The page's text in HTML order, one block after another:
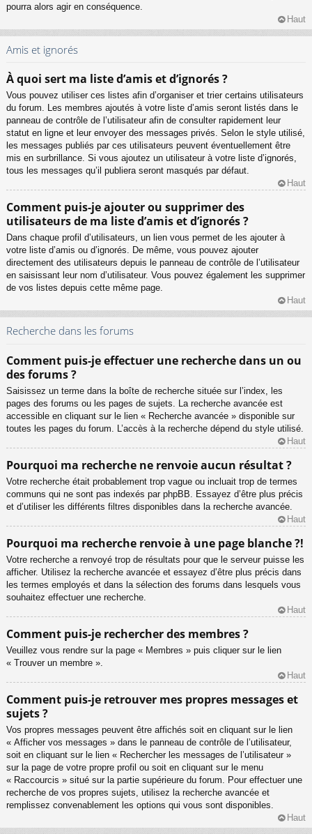
pourra alors agir en conséquence.
Haut
Amis et ignorés
À quoi sert ma liste d’amis et d’ignorés ?
Vous pouvez utiliser ces listes afin d’organiser et trier certains utilisateurs
du forum. Les membres ajoutés à votre liste d’amis seront listés dans le
panneau de contrôle de l’utilisateur afin de consulter rapidement leur
statut en ligne et leur envoyer des messages privés. Selon le style utilisé,
les messages publiés par ces utilisateurs peuvent éventuellement être
mis en surbrillance. Si vous ajoutez un utilisateur à votre liste d’ignorés,
tous les messages qu’il publiera seront masqués par défaut.
Haut
Comment puis-je ajouter ou supprimer des
utilisateurs de ma liste d’amis et d’ignorés ?
Dans chaque profil d’utilisateurs, un lien vous permet de les ajouter à
votre liste d’amis ou d’ignorés. De même, vous pouvez ajouter
directement des utilisateurs depuis le panneau de contrôle de l’utilisateur
en saisissant leur nom d’utilisateur. Vous pouvez également les supprimer
de vos listes depuis cette même page.
Haut
Recherche dans les forums
Comment puis-je effectuer une recherche dans un ou
des forums ?
Saisissez un terme dans la boîte de recherche située sur l’index, les
pages des forums ou les pages de sujets. La recherche avancée est
accessible en cliquant sur le lien « Recherche avancée » disponible sur
toutes les pages du forum. L’accès à la recherche dépend du style utilisé.
Haut
Pourquoi ma recherche ne renvoie aucun résultat ?
Votre recherche était probablement trop vague ou incluait trop de termes
communs qui ne sont pas indexés par phpBB. Essayez d’être plus précis
et d’utiliser les différents filtres disponibles dans la recherche avancée.
Haut
Pourquoi ma recherche renvoie à une page blanche ?!
Votre recherche a renvoyé trop de résultats pour que le serveur puisse les
afficher. Utilisez la recherche avancée et essayez d’être plus précis dans
les termes employés et dans la sélection des forums dans lesquels vous
souhaitez effectuer une recherche.
Haut
Comment puis-je rechercher des membres ?
Veuillez vous rendre sur la page « Membres » puis cliquer sur le lien
« Trouver un membre ».
Haut
Comment puis-je retrouver mes propres messages et
sujets ?
Vos propres messages peuvent être affichés soit en cliquant sur le lien
« Afficher vos messages » dans le panneau de contrôle de l’utilisateur,
soit en cliquant sur le lien « Rechercher les messages de l’utilisateur »
sur la page de votre propre profil ou soit en cliquant sur le menu
« Raccourcis » situé sur la partie supérieure du forum. Pour effectuer une
recherche de vos propres sujets, utilisez la recherche avancée et
remplissez convenablement les options qui vous sont disponibles.
Haut